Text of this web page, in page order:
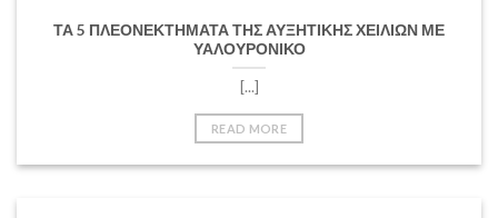
ΤΑ 5 ΠΛΕΟΝΕΚΤΗΜΑΤΑ ΤΗΣ ΑΥΞΗΤΙΚΗΣ ΧΕΙΛΙΩΝ ΜΕ
ΥΑΛΟΥΡΟΝΙΚΟ
[...]
READ MORE